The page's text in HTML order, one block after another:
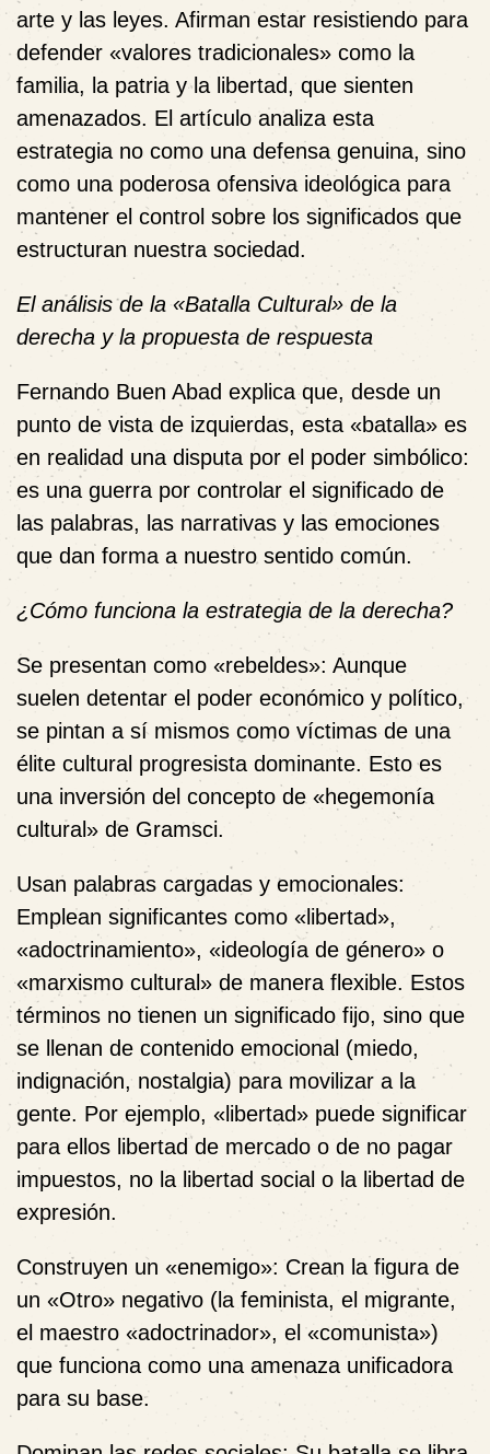
arte y las leyes. Afirman estar resistiendo para
defender «valores tradicionales» como la
familia, la patria y la libertad, que sienten
amenazados. El artículo analiza esta
estrategia no como una defensa genuina, sino
como una poderosa ofensiva ideológica para
mantener el control sobre los significados que
estructuran nuestra sociedad.
El análisis de la «Batalla Cultural» de la
derecha y la propuesta de respuesta
Fernando Buen Abad explica que, desde un
punto de vista de izquierdas, esta «batalla» es
en realidad una disputa por el poder simbólico:
es una guerra por controlar el significado de
las palabras, las narrativas y las emociones
que dan forma a nuestro sentido común.
¿Cómo funciona la estrategia de la derecha?
Se presentan como «rebeldes»: Aunque
suelen detentar el poder económico y político,
se pintan a sí mismos como víctimas de una
élite cultural progresista dominante. Esto es
una inversión del concepto de «hegemonía
cultural» de Gramsci.
Usan palabras cargadas y emocionales:
Emplean significantes como «libertad»,
«adoctrinamiento», «ideología de género» o
«marxismo cultural» de manera flexible. Estos
términos no tienen un significado fijo, sino que
se llenan de contenido emocional (miedo,
indignación, nostalgia) para movilizar a la
gente. Por ejemplo, «libertad» puede significar
para ellos libertad de mercado o de no pagar
impuestos, no la libertad social o la libertad de
expresión.
Construyen un «enemigo»: Crean la figura de
un «Otro» negativo (la feminista, el migrante,
el maestro «adoctrinador», el «comunista»)
que funciona como una amenaza unificadora
para su base.